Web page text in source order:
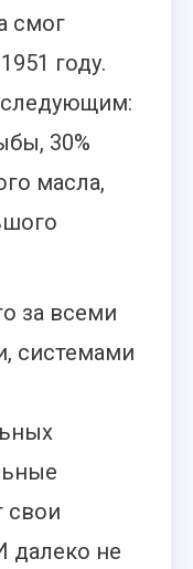
смог
году.
следующим:
30%
масла,
за всеми
системами
свои
далеко не